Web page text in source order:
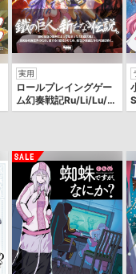
実用
ロールプレイングゲー
ム幻奏戦記Ru/Li/Lu/R
a